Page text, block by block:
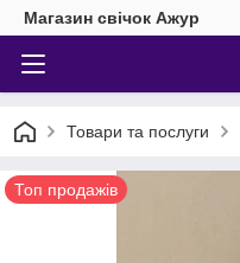
Магазин свічок Ажур
Товари та послуги
Топ продажів